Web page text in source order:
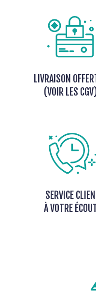
LIVRAISON
(VOIR LES
SERVICE
À VOTRE